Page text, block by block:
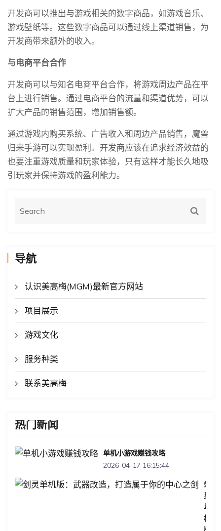
开发商可以推出与游戏相关的数字商品，如游戏音乐、
游戏壁纸等。这些数字商品可以通过线上渠道销售，为
开发商带来额外的收入。
与电商平台合作
开发商可以与知名电商平台合作，将游戏周边产品在平
台上进行销售。通过电商平台的流量和渠道优势，可以
扩大产品的销售范围，增加销售额。
通过游戏内购买系统、广告收入和周边产品销售，魔兽
归来手游可以实现盈利。开发商应该在追求经济效益的
也要注重游戏质量和玩家体验，只有这样才能长久地吸
引玩家并保持游戏的盈利能力。
导航
认识美高梅(MGM)最新官方网站
项目展示
游戏文化
服务种类
联系美高梅
热门新闻
单机小游戏赚钱攻略
2026-04-17 16:15:44
剑
灵
单
机